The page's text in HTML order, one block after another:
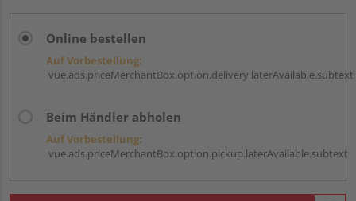
Online bestellen
Auf Vorbestellung:
vue.ads.priceMerchantBox.option.delivery.laterAvailable.subtext
Beim Händler abholen
Auf Vorbestellung:
vue.ads.priceMerchantBox.option.pickup.laterAvailable.subtext